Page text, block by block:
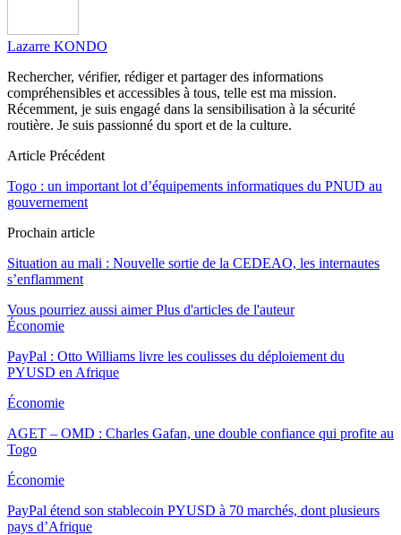
Lazarre KONDO
Rechercher, vérifier, rédiger et partager des informations
compréhensibles et accessibles à tous, telle est ma mission.
Récemment, je suis engagé dans la sensibilisation à la sécurité
routière. Je suis passionné du sport et de la culture.
Article Précédent
Togo : un important lot d’équipements informatiques du PNUD au
gouvernement
Prochain article
Situation au mali : Nouvelle sortie de la CEDEAO, les internautes
s’enflamment
Vous pourriez aussi aimer Plus d'articles de l'auteur
Économie
PayPal : Otto Williams livre les coulisses du déploiement du
PYUSD en Afrique
Économie
AGET – OMD : Charles Gafan, une double confiance qui profite au
Togo
Économie
PayPal étend son stablecoin PYUSD à 70 marchés, dont plusieurs
pays d’Afrique